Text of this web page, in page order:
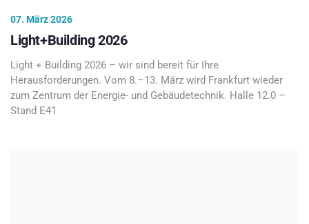
07. März 2026
Light+Building 2026
Light + Building 2026 – wir sind bereit für Ihre
Herausforderungen. Vom 8.–13. März wird Frankfurt wieder
zum Zentrum der Energie- und Gebäudetechnik. Halle 12.0 –
Stand E41